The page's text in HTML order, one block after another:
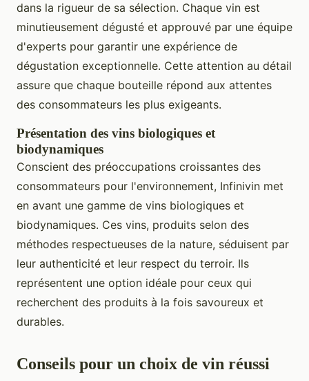
dans la rigueur de sa sélection. Chaque vin est
minutieusement dégusté et approuvé par une équipe
d'experts pour garantir une expérience de
dégustation exceptionnelle. Cette attention au détail
assure que chaque bouteille répond aux attentes
des consommateurs les plus exigeants.
Présentation des vins biologiques et
biodynamiques
Conscient des préoccupations croissantes des
consommateurs pour l'environnement, Infinivin met
en avant une gamme de vins biologiques et
biodynamiques. Ces vins, produits selon des
méthodes respectueuses de la nature, séduisent par
leur authenticité et leur respect du terroir. Ils
représentent une option idéale pour ceux qui
recherchent des produits à la fois savoureux et
durables.
Conseils pour un choix de vin réussi